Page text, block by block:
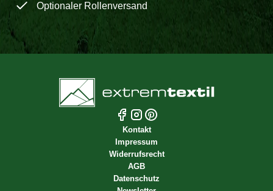
Optionaler Rollenversand
Kontakt
Impressum
Widerrufsrecht
AGB
Datenschutz